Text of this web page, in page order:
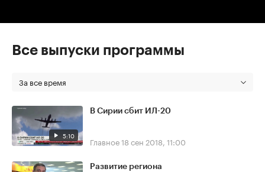
Все выпуски программы
За все время
5:10
В Сирии сбит ИЛ-20
Главное18 сен 2018, 11:00
Развитие региона